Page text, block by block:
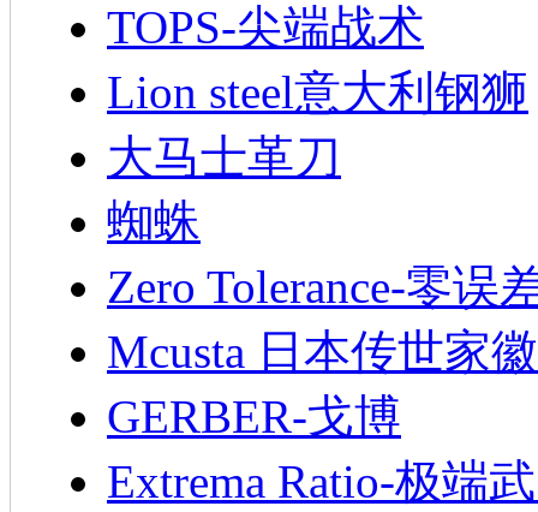
TOPS-尖端战术
Lion steel意大利钢狮
大马士革刀
蜘蛛
Zero Tolerance-零误
Mcusta 日本传世家徽
GERBER-戈博
Extrema Ratio-极端